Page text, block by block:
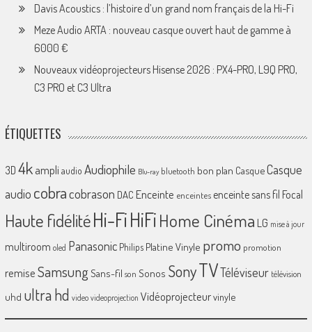
Davis Acoustics : l’histoire d’un grand nom français de la Hi-Fi
Meze Audio ARTA : nouveau casque ouvert haut de gamme à
6000 €
Nouveaux vidéoprojecteurs Hisense 2026 : PX4-PRO, L9Q PRO,
C3 PRO et C3 Ultra
ÉTIQUETTES
3D 4k ampliaudio Audiophile Blu-ray bluetooth bon plan CasqueCasque
audio cobracobrason DAC Enceinte enceintes enceinte sans fil Focal
Haute fidélitéHi-FiHiFiHome Cinéma LG mise à jour
multiroom oled Panasonic Philips Platine Vinyle promo promotion
remiseSamsungSans-fil son Sonos SonyTVTéléviseur télévision
uhd ultra hd video videoprojection Vidéoprojecteurvinyle